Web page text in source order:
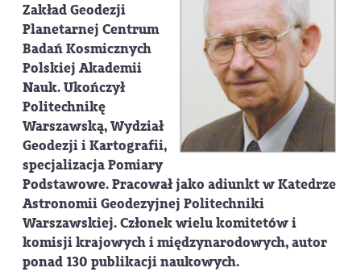
Zakład Geodezji
Planetarnej Centrum
Badań Kosmicznych
Polskiej Akademii
Nauk. Ukończył
Politechnikę
Warszawską, Wydział
Geodezji i Kartografii,
specjalizacja Pomiary
Podstawowe. Pracował jako adiunkt w Katedrze
Astronomii Geodezyjnej Politechniki
Warszawskiej. Członek wielu komitetów i
komisji krajowych i międzynarodowych, autor
ponad 130 publikacji naukowych.